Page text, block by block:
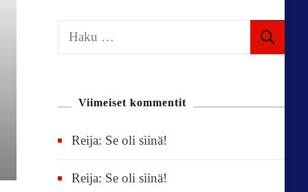
a
Viimeiset kommentit
Reija: Se oli siinä!
Reija: Se oli siinä!